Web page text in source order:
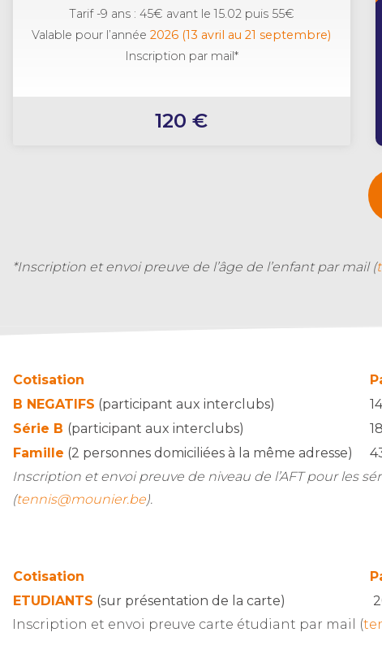
Tarif -9 ans : 45€ avant le 15.02 puis 55€
Valable pour l’année2026 (13 avril au 21 septembre)
Inscription par mail*
120 €
*Inscription et envoi preuve de l’âge de l’enfant par mail (
Cotisation
B NEGATIFS (participant aux interclubs)
Série B (participant aux interclubs)
Famille (2 personnes domiciliées à la même adresse)
Inscription et envoi preuve de niveau de l’AFT pour les
(tennis@mounier.be).
Cotisation
ETUDIANTS (sur présentation de la carte)
Inscription et envoi preuve carte étudiant par mail (